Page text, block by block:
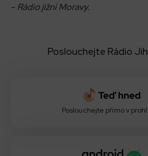
– Rádio jižní Moravy.
Poslouchejte Rádio
Poslouchejte přímo v